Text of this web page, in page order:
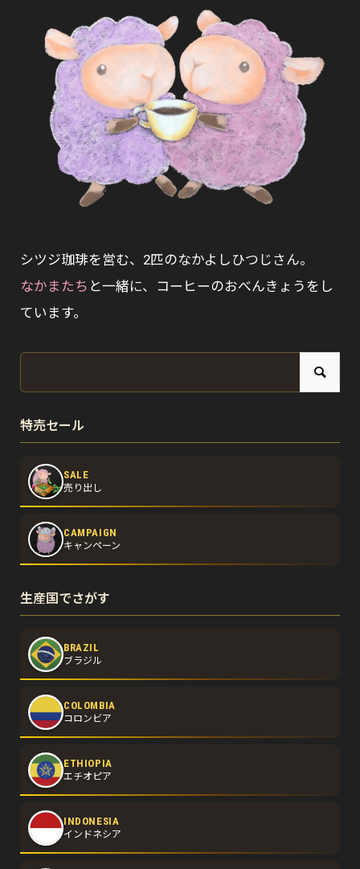
シツジ珈琲を営む、2匹のなかよしひつじさん。
なかまたち と一緒に、コーヒーのおべんきょうをし
ています。
特売セール
SALE
売り出し
CAMPAIGN
キャンペーン
生産国でさがす
BRAZIL
ブラジル
COLOMBIA
コロンビア
ETHIOPIA
エチオピア
INDONESIA
インドネシア